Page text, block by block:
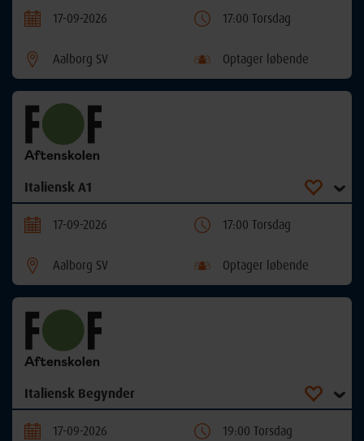
17-09-2026 17:00 Torsdag
Aalborg SV Optager løbende
Italiensk A1
17-09-2026 17:00 Torsdag
Aalborg SV Optager løbende
Italiensk Begynder
17-09-2026 19:00 Torsdag